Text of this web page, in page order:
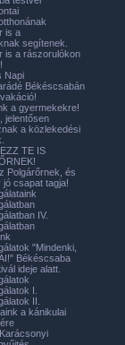
is a
segítenek.
is a rászorulókon
Napi
Békéscsabán
a gyermekekre!
jelentősen
a közlekedési
TE IS
Polgárőrnek, és
jó csapat tagja!
IV.
"Mindenki,
Békéscsaba
ideje alatt.
I.
II.
a kánikulai